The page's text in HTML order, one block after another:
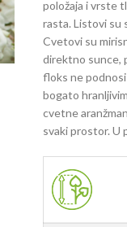
položaja i vrste
rasta. Listovi su
Cvetovi su
direktno sunce,
floks ne
bogato
cvetne
svaki prostor. U